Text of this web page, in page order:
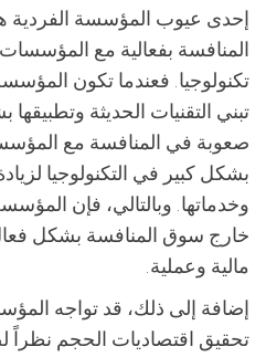
إحدى عيوب المؤسسة
المنافسة بفعالية مع المؤسسات
تكنولوجيا. فعندما تكون
تبني التقنيات الحديثة
صعوبة في المنافسة مع
بشكل كبير في التكنولوجيا
وخدماتها. وبالتالي، فإن
خارج سوق المنافسة بشكل
مالية وعملية.
إضافة إلى ذلك، قد تواجه
تحقيق اقتصاديات الحجم نظراً